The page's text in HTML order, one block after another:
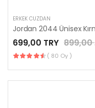
ERKEK CÜZDAN
699,00 TRY 899,00 TRY
( 80 Oy )